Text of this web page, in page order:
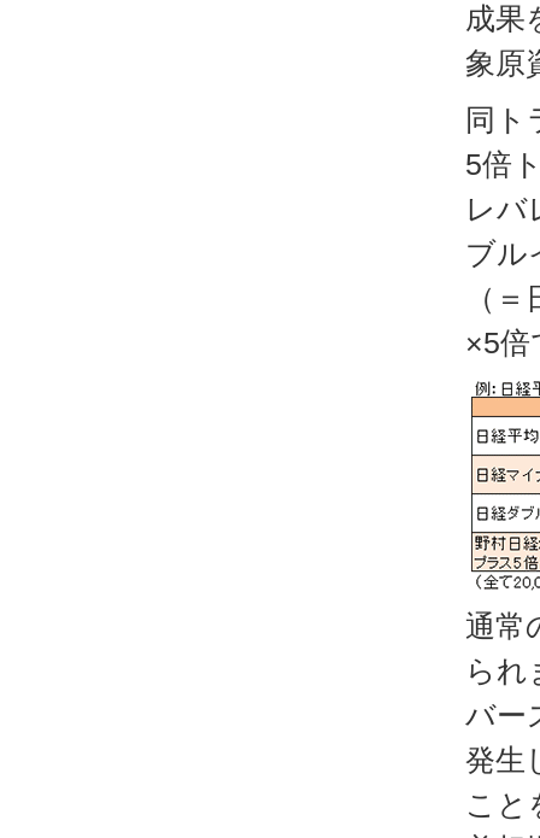
成果
象原
同ト
5倍
レバ
ブル
（
×5倍
通常
られ
バー
発生
こと